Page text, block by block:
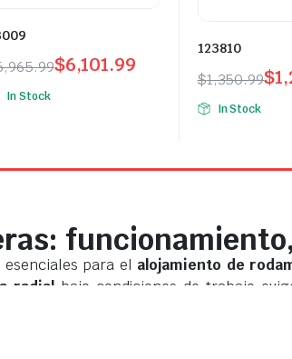
$6,101.99
In Stock
123810
$1,350.99$
In Stock
para el alojamiento de
radialbajo condiciones de trabajo